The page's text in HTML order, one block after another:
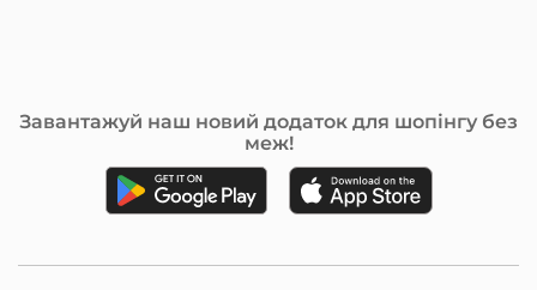
Завантажуй наш новий додаток для шопінгу без
меж!